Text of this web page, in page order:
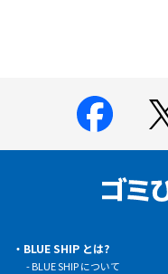
BLUE SHIP とは?
BLUE SHIP について